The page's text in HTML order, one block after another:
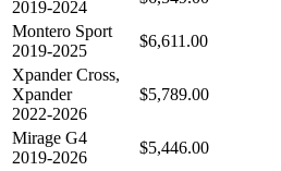
2019-2024
Montero Sport
2019-2025
$6,611.00
Xpander Cross,
Xpander
2022-2026
$5,789.00
Mirage G4
2019-2026
$5,446.00